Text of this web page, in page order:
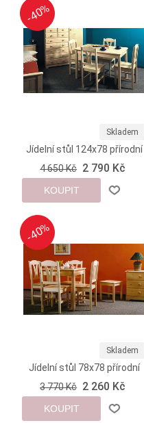
-40%
-40%
Skladem
Jídelní stůl 124x78 přírodní
4 650 Kč 2 790 Kč
KOUPIT
-40%
-40%
Skladem
Jídelní stůl 78x78 přírodní
3 770 Kč 2 260 Kč
KOUPIT